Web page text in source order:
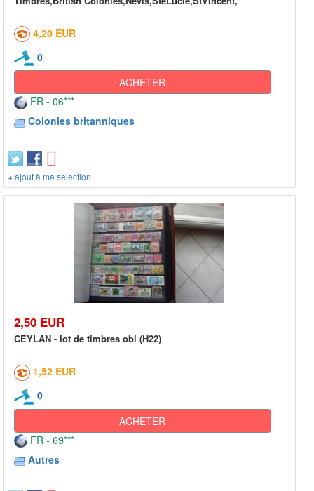
4,20 EUR
0
ACHETER
FR - 06***
Colonies britanniques
+ ajout à ma sélection
2,50 EUR
CEYLAN - lot de timbres obl (H22)
1,52 EUR
0
ACHETER
FR - 69***
Autres